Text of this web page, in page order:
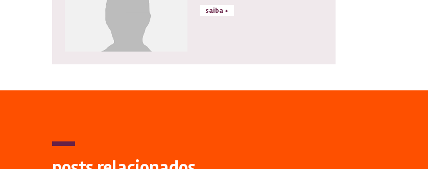
saiba +